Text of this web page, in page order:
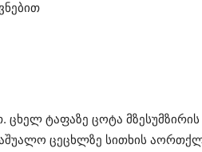
ტაფაზე ცოტა
ცეცხლზე სითხის